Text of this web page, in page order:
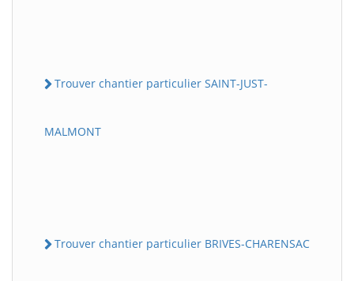
Trouver chantier particulier SAINT-JUST-
MALMONT
Trouver chantier particulier BRIVES-CHARENSAC